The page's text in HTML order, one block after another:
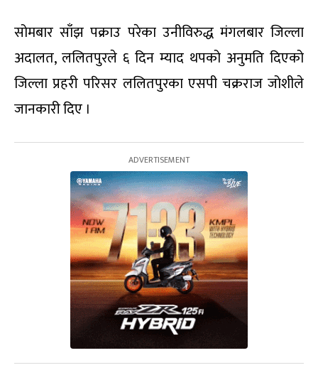
सोमबार साँझ पक्राउ परेका उनीविरुद्ध मंगलबार जिल्ला
अदालत, ललितपुरले ६ दिन म्याद थपको अनुमति दिएको
जिल्ला प्रहरी परिसर ललितपुरका एसपी चक्रराज जोशीले
जानकारी दिए ।